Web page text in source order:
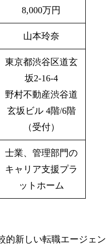
8,000万円
山本玲奈
東京都渋谷区道玄
坂2-16-4
野村不動産渋谷道
玄坂ビル 4階/6階
（受付）
士業、管理部門の
キャリア支援プラ
ットホーム
的新しい転職エージェン